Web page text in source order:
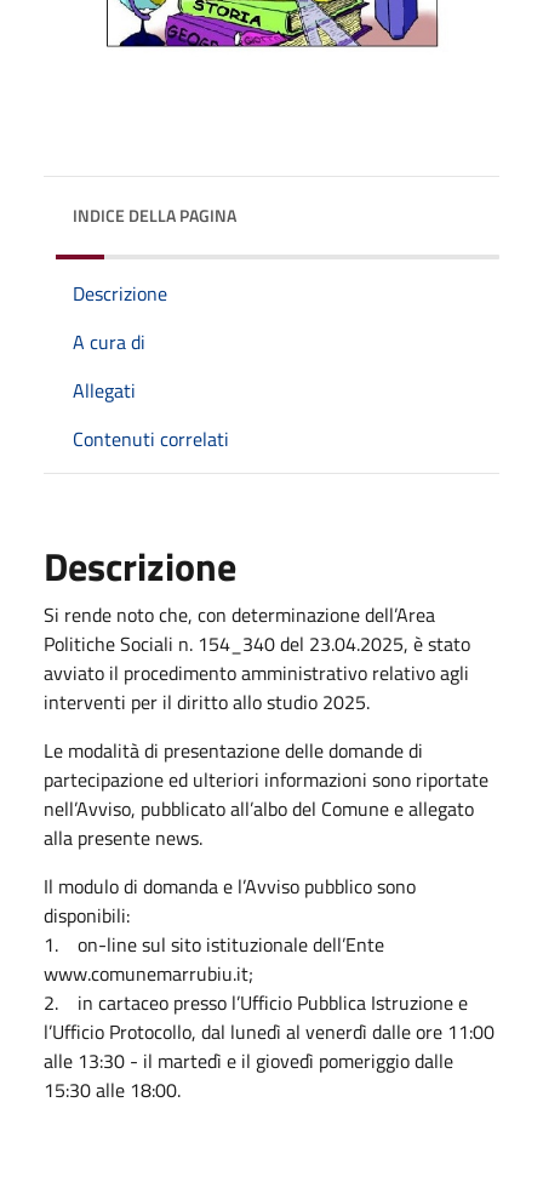
INDICE DELLA PAGINA
Descrizione
A cura di
Allegati
Contenuti correlati
Descrizione
Si rende noto che, con determinazione dell’Area
Politiche Sociali n. 154_340 del 23.04.2025, è stato
avviato il procedimento amministrativo relativo agli
interventi per il diritto allo studio 2025.
Le modalità di presentazione delle domande di
partecipazione ed ulteriori informazioni sono riportate
nell’Avviso, pubblicato all’albo del Comune e allegato
alla presente news.
Il modulo di domanda e l’Avviso pubblico sono
disponibili:
1. on-line sul sito istituzionale dell’Ente
www.comunemarrubiu.it;
2. in cartaceo presso l’Ufficio Pubblica Istruzione e
l’Ufficio Protocollo, dal lunedì al venerdì dalle ore 11:00
alle 13:30 - il martedì e il giovedì pomeriggio dalle
15:30 alle 18:00.